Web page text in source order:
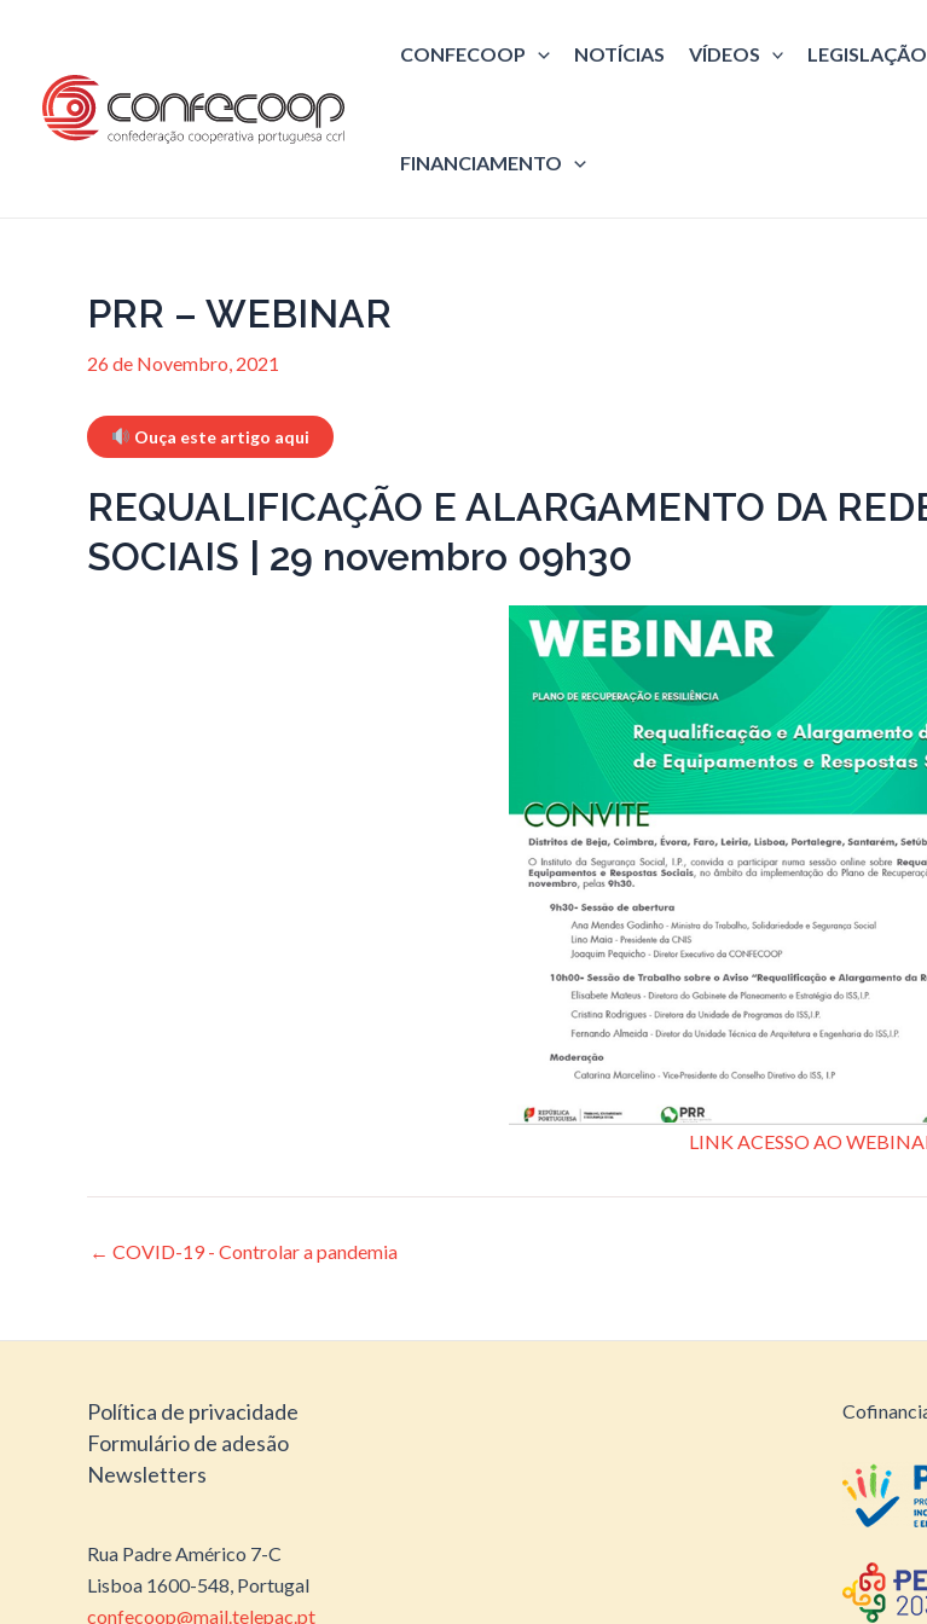
content
CONFECOOP NOTÍCIAS VÍDEOS LEGISLAÇÃO
FINANCIAMENTO
PRR – WEBINAR
26 de Novembro, 2021
Ouça este artigo aqui
REQUALIFICAÇÃO E ALARGAMENTO DA
SOCIAIS | 29 novembro 09h30
LINK ACESSO AO
Post
← COVID-19 - Controlar a pandemia
Política de privacidade
Formulário de adesão
Newsletters
Rua Padre Américo 7-C
Lisboa 1600-548, Portugal
confecoop@mail.telepac.pt